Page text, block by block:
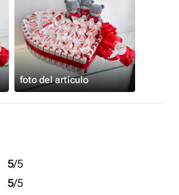
foto del artículo
5/5
5/5